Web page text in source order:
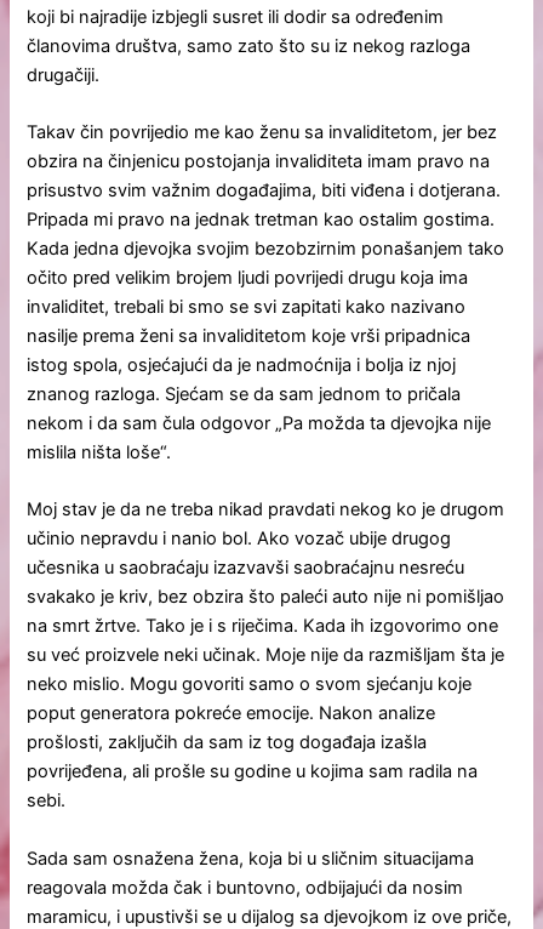
koji bi najradije izbjegli susret ili dodir sa određenim
članovima društva, samo zato što su iz nekog razloga
drugačiji.
Takav čin povrijedio me kao ženu sa invaliditetom, jer bez
obzira na činjenicu postojanja invaliditeta imam pravo na
prisustvo svim važnim događajima, biti viđena i dotjerana.
Pripada mi pravo na jednak tretman kao ostalim gostima.
Kada jedna djevojka svojim bezobzirnim ponašanjem tako
očito pred velikim brojem ljudi povrijedi drugu koja ima
invaliditet, trebali bi smo se svi zapitati kako nazivano
nasilje prema ženi sa invaliditetom koje vrši pripadnica
istog spola, osjećajući da je nadmoćnija i bolja iz njoj
znanog razloga. Sjećam se da sam jednom to pričala
nekom i da sam čula odgovor „Pa možda ta djevojka nije
mislila ništa loše“.
Moj stav je da ne treba nikad pravdati nekog ko je drugom
učinio nepravdu i nanio bol. Ako vozač ubije drugog
učesnika u saobraćaju izazvavši saobraćajnu nesreću
svakako je kriv, bez obzira što paleći auto nije ni pomišljao
na smrt žrtve. Tako je i s riječima. Kada ih izgovorimo one
su već proizvele neki učinak. Moje nije da razmišljam šta je
neko mislio. Mogu govoriti samo o svom sjećanju koje
poput generatora pokreće emocije. Nakon analize
prošlosti, zaključih da sam iz tog događaja izašla
povrijeđena, ali prošle su godine u kojima sam radila na
sebi.
Sada sam osnažena žena, koja bi u sličnim situacijama
reagovala možda čak i buntovno, odbijajući da nosim
maramicu, i upustivši se u dijalog sa djevojkom iz ove priče,